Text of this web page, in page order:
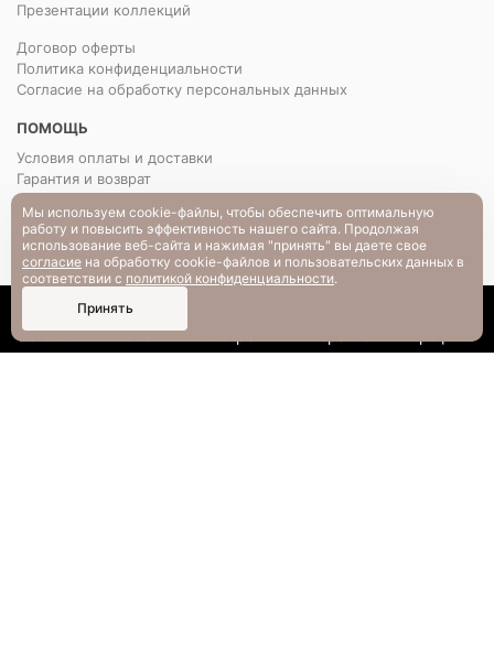
Каталог Поиск
Презентации коллекций
Договор оферты
Политика конфиденциальности
Согласие на обработку персональных данных
ПОМОЩЬ
Условия оплаты и доставки
Гарантия и возврат
РАЗМЕРНАЯ СЕТКА
Вопрос-ответ
Мы используем cookie-файлы, чтобы обеспечить оптимальную
работу и повысить эффективность нашего сайта. Продолжая
использование веб-сайта и нажимая "принять" вы даете свое
согласие на обработку cookie-файлов и пользовательских данных в
соответствии с политикой конфиденциальности.
Принять